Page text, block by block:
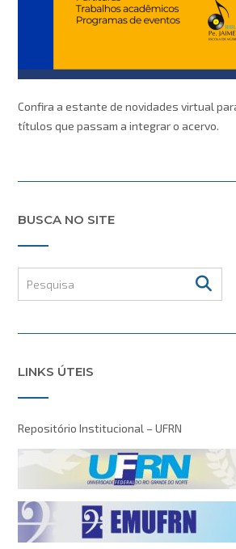
Confira a estante de novidades virtual
títulos que passam a integrar o acervo.
BUSCA NO SITE
LINKS ÚTEIS
Repositório Institucional – UFRN